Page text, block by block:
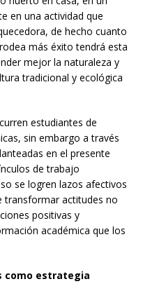
en una actividad que
de hecho cuanto
más éxito tendrá esta
mejor la naturaleza y
tradicional y ecológica
estudiantes de
sin embargo a través
en el presente
de trabajo
se logren lazos afectivos
transformar actitudes no
positivas y
académica que los
como estrategia